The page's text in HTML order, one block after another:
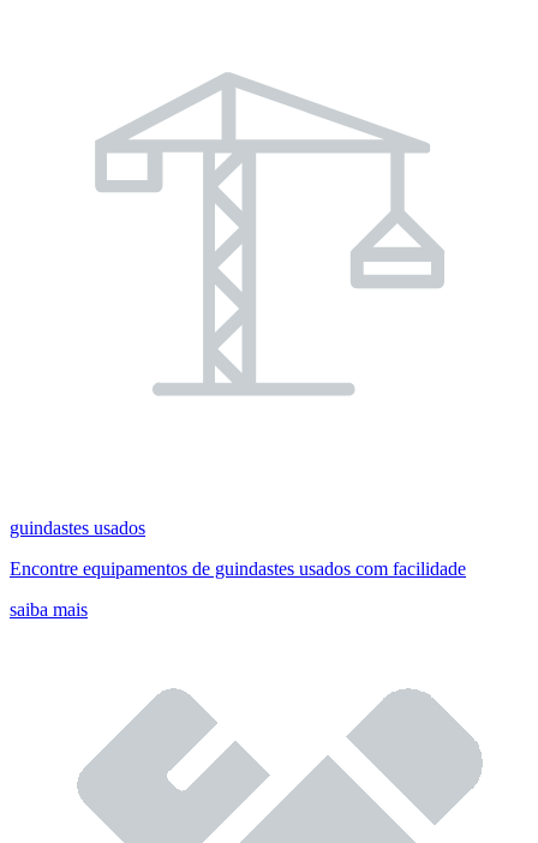
guindastes usados
Encontre equipamentos de guindastes usados com facilidade
saiba mais